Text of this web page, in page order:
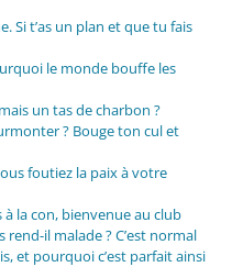
Si t’as un plan et que tu fais
le monde bouffe les
un tas de charbon ?
? Bouge ton cul et
foutiez la paix à votre
à la con, bienvenue au club
il malade ? C’est normal
et pourquoi c’est parfait ainsi